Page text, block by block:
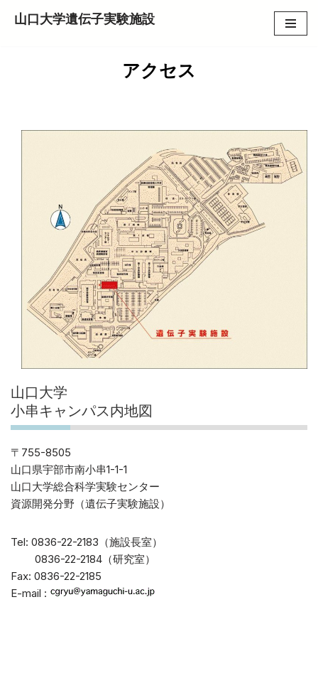
山口大学遺伝子実験施設
アクセス
山口大学
小串キャンパス内地図
〒755-8505
山口県宇部市南小串1-1-1
山口大学総合科学実験センター
資源開発分野（遺伝子実験施設）
Tel: 0836-22-2183（施設長室）
0836-22-2184（研究室）
Fax: 0836-22-2185
E-mail :